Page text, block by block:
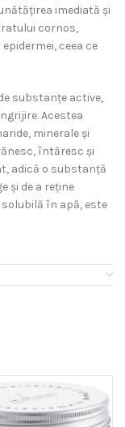
imediată și
cornos,
ceea ce
substanțe active,
Acestea
minerale și
întăresc și
adică o substanță
și de a reține
în apă, este